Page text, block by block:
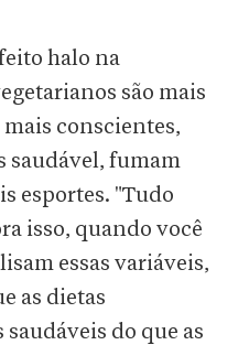
halo na
são mais
conscientes,
saudável, fumam
esportes. "Tudo
isso, quando você
essas variáveis,
as dietas
do que as